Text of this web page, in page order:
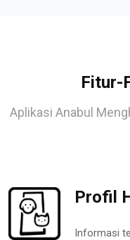
Fitur-
Aplikasi Anabul
Profil
Informasi